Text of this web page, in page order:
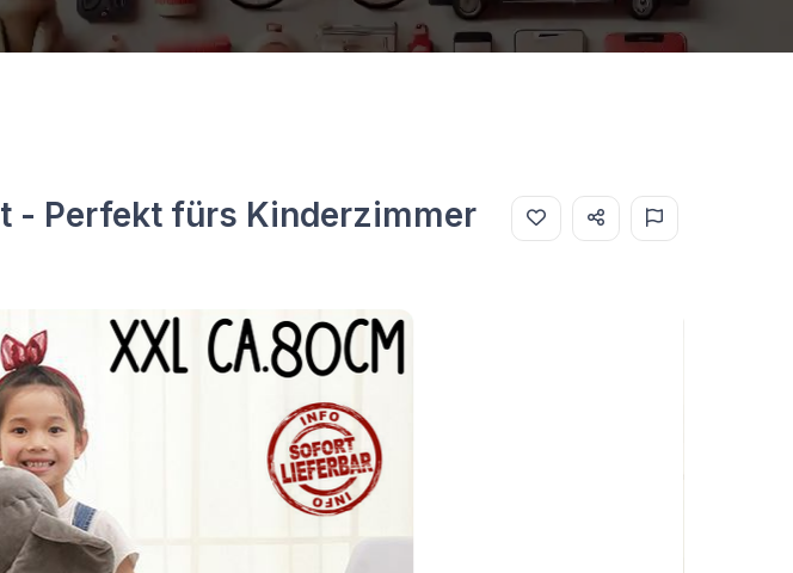
- Perfekt fürs Kinderzimmer